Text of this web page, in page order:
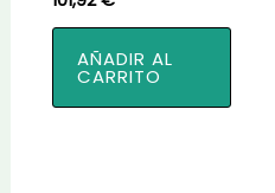
AÑADIR AL
CARRITO